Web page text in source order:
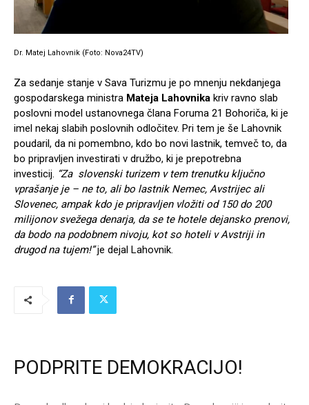
Dr. Matej Lahovnik (Foto: Nova24TV)
Za sedanje stanje v Sava Turizmu je po mnenju nekdanjega
gospodarskega ministra Mateja Lahovnika kriv ravno slab
poslovni model ustanovnega člana Foruma 21 Bohoriča, ki je
imel nekaj slabih poslovnih odločitev. Pri tem je še Lahovnik
poudaril, da ni pomembno, kdo bo novi lastnik, temveč to, da
bo pripravljen investirati v družbo, ki je prepotrebna
investicij. “Za slovenski turizem v tem trenutku ključno
vprašanje je – ne to, ali bo lastnik Nemec, Avstrijec ali
Slovenec, ampak kdo je pripravljen vložiti od 150 do 200
milijonov svežega denarja, da se te hotele dejansko prenovi,
da bodo na podobnem nivoju, kot so hoteli v Avstriji in
drugod na tujem!”je dejal Lahovnik.
PODPRITE DEMOKRACIJO!